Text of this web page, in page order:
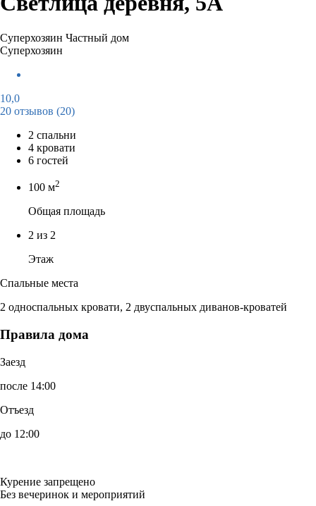
Суперхозяин Частный дом
Суперхозяин
10,0
20 отзывов (20)
2 спальни
4 кровати
6 гостей
100 м2
Общая площадь
2 из 2
Этаж
Спальные места
2 односпальных кровати, 2 двуспальных диванов-кроватей
Правила дома
Заезд
после 14:00
Отъезд
до 12:00
Курение запрещено
Без вечеринок и мероприятий